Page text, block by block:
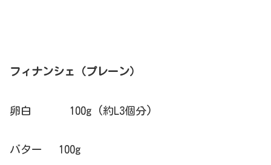
フィナンシェ（プレーン）
卵白 100g (約L3個分)
バター 100g